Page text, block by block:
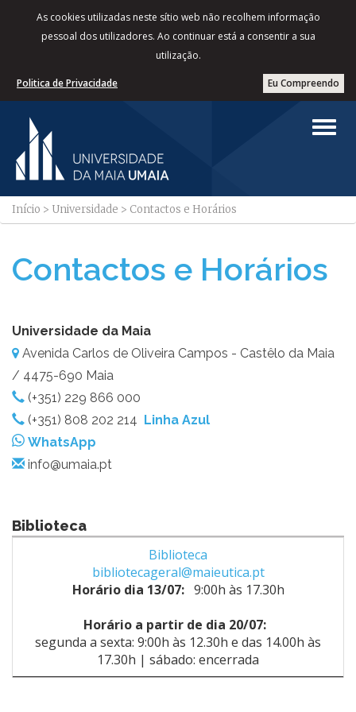
As cookies utilizadas neste sítio web não recolhem informação
pessoal dos utilizadores. Ao continuar está a consentir a sua
utilização.
Eu Compreendo
Politica de Privacidade
Início > Universidade > Contactos e Horários
Contactos e Horários
Universidade da Maia
Avenida Carlos de Oliveira Campos - Castêlo da Maia
/ 4475-690 Maia
(+351) 229 866 000
(+351) 808 202 214 Linha Azul​
WhatsApp
info@umaia.pt
Biblioteca
Biblioteca
bibliotecageral@maieutica.pt
Horário dia 13/07:9:00h às 17.30h
Horário a partir de dia 20/07:
segunda a sexta: 9:00h às 12.30h e das 14.00h às
17.30h | sábado: encerrada